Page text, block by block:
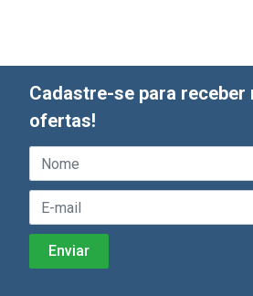
Cadastre-se para receber
ofertas!